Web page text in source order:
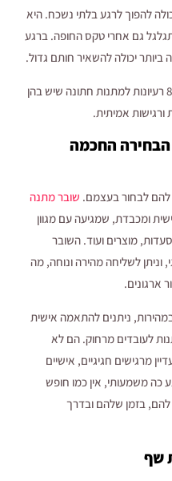
להפוך לרגע בלתי נשכח. היא
גם אחרי טקס החופה. ברגע
יכולה להשאיר חותם גדול.
כדי לעשות את זה נכון, ריכזנו עבורכם 8 רעיונות למתנות חתונה שיש בהן
אמיתית.
הבחירה החכמה
להם לבחור בעצמם. שובר מתנה
ומכבדת, שמגיעה עם מגוון
מוצרים ועוד. השובר
לשליחה מהירה ונוחה, מה
ארגונים.
ניתנים להתאמה אישית
לעובדים מרחוק. הם לא
מרגישים חגיגיים, אישיים
כה משמעותי, אין כמו חופש
בזמן שלהם ובדרך